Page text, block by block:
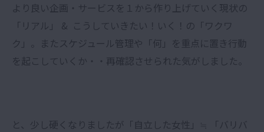
より良い企画・サービスを１から作り上げていく現状の
「リアル」 & こうしていきたい！いく！の「ワクワ
ク」。またスケジュール管理や「何」を重点に置き行動
を起こしていくか・・再確認させられた気がしました。
と、少し硬くなりましたが「自立した女性」≒ 「バリバ